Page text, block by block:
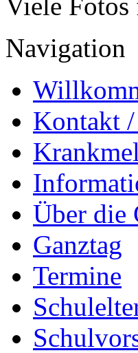
Navigation
Kontakt /
Über die
Ganztag
Termine